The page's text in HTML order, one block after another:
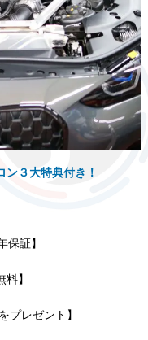
３大特典付き！
保証】
】
プレゼント】